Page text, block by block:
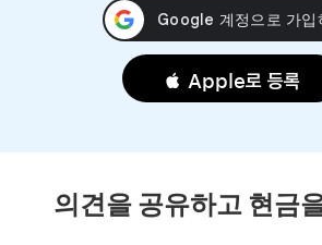
 Apple로 등록
의견을 공유하고 현금